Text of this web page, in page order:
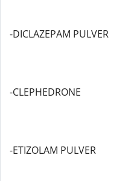
-DICLAZEPAM PULVER
-CLEPHEDRONE
-ETIZOLAM PULVER